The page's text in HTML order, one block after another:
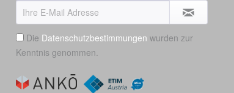
Die Datenschutzbestimmungen wurden zur
Kenntnis genommen.